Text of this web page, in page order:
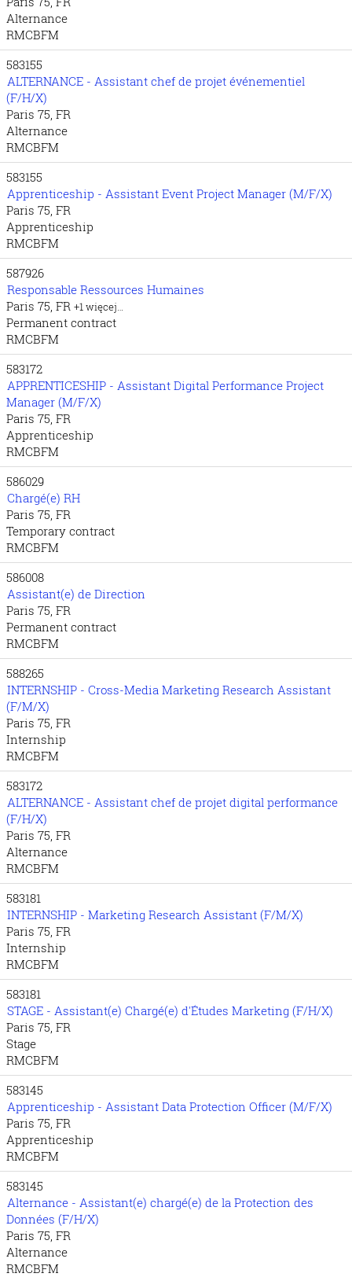
Alternance
RMCBFM
583155
ALTERNANCE - Assistant chef de projet événementiel
(F/H/X)
Paris 75, FR
Alternance
RMCBFM
583155
Apprenticeship - Assistant Event Project Manager (M/F/X)
Paris 75, FR
Apprenticeship
RMCBFM
587926
Responsable Ressources Humaines
Paris 75, FR +1 więcej…
Permanent contract
RMCBFM
583172
APPRENTICESHIP - Assistant Digital Performance Project
Manager (M/F/X)
Paris 75, FR
Apprenticeship
RMCBFM
586029
Chargé(e) RH
Paris 75, FR
Temporary contract
RMCBFM
586008
Assistant(e) de Direction
Paris 75, FR
Permanent contract
RMCBFM
588265
INTERNSHIP - Cross-Media Marketing Research Assistant
(F/M/X)
Paris 75, FR
Internship
RMCBFM
583172
ALTERNANCE - Assistant chef de projet digital performance
(F/H/X)
Paris 75, FR
Alternance
RMCBFM
583181
INTERNSHIP - Marketing Research Assistant (F/M/X)
Paris 75, FR
Internship
RMCBFM
583181
STAGE - Assistant(e) Chargé(e) d'Études Marketing (F/H/X)
Paris 75, FR
Stage
RMCBFM
583145
Apprenticeship - Assistant Data Protection Officer (M/F/X)
Paris 75, FR
Apprenticeship
RMCBFM
583145
Alternance - Assistant(e) chargé(e) de la Protection des
Données (F/H/X)
Paris 75, FR
Alternance
RMCBFM